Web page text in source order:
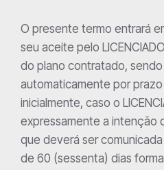
O presente termo entrará
seu aceite pelo
do plano contratado,
automaticamente por
inicialmente, caso o
expressamente a intenção
que deverá ser
de 60 (sessenta) dias